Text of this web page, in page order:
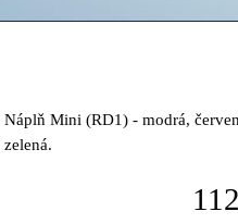
Náplň Mini (RD1) - modrá,
zelená.